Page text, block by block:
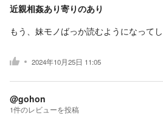
近親相姦あり寄りのあり
もう、妹モノばっか読むようになってし
2024年10月25日 11:05
@gohon
1件のレビューを投稿